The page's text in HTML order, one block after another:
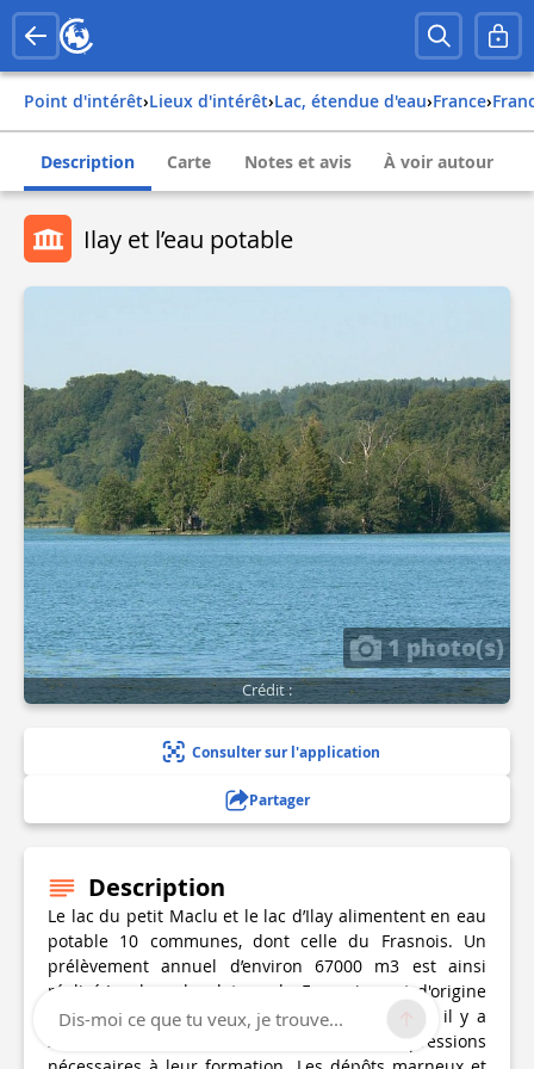
Point d'intérêt› Lieux d'intérêt› Lac, étendue d'eau› france›
Description Carte Notes et avis À voir autour
Ilay et l’eau potable
1 photo(s)
Crédit :
Consulter sur l'application
Partager
Description
Le lac du petit Maclu et le lac d’Ilay alimentent en eau
potable 10 communes, dont celle du Frasnois. Un
prélèvement annuel d’environ 67000 m3 est ainsi
réalisé.Les lacs du plateau du Frasnois sont d'origine
naturelle. Les glaciers qui recouvraient le Jura il y a
20000 ans ont «raboté» le sol et créé des dépressions
Dis-moi ce que tu veux, je trouve...